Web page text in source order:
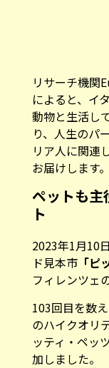
リサーチ機関
によると、イ
動物と生活し
り、人生のパ
リア人に関連
お届けします。
ペットも主
ト
2023年1月10
ド見本市「ピ
フィレンツェ
103回目を数
のハイクオリ
ッティ・ペッ
加しました。